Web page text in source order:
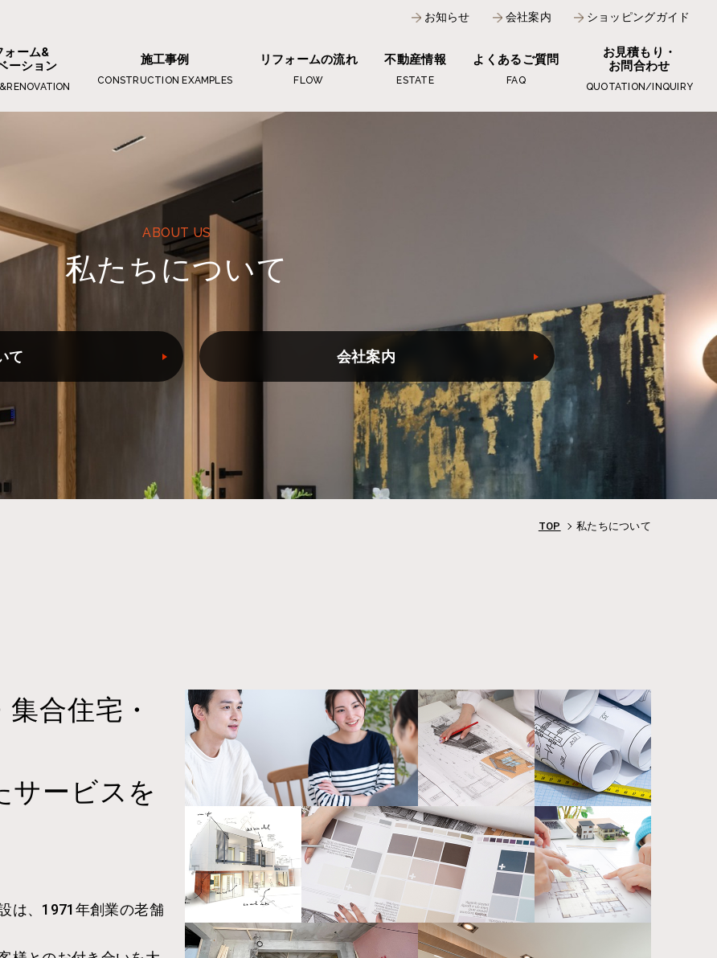
ォーム&
ーション
施工事例
CONSTRUCTION EXAMPLES
リフォームの流れ
FLOW
不動産情報
ESTATE
よくあるご質問
FAQ
お見積もり・
お問合わせ
QUOTATION/INQUIRY
お知らせ 会社案内 ショッピングガイド
ABOUT US
私たちについて
て 会社案内
TOP 私たちについて
合住宅・
サービスを
は、1971年創業の老舗